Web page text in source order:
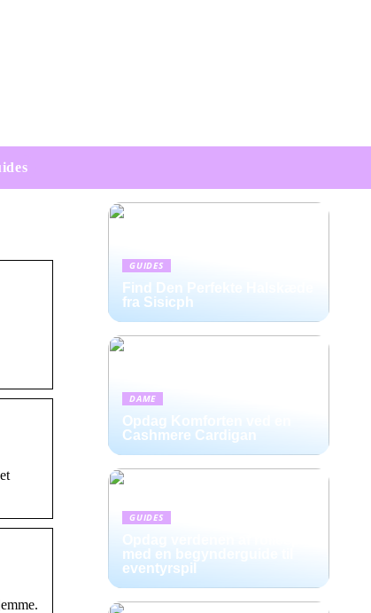
GUIDES
Find Den Perfekte Halskæde
fra Sisicph
DAME
Opdag Komforten ved en
Cashmere Cardigan
GUIDES
med en begynderguide til
eventyrspil